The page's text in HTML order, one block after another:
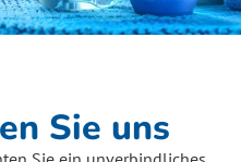
Sie uns